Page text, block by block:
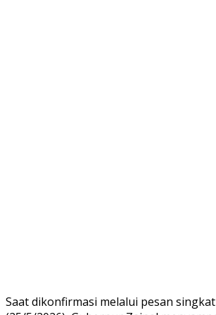
Saat dikonfirmasi melalui pesan